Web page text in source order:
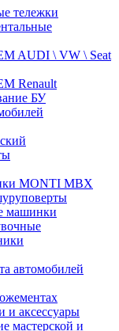
тележки
AUDI \ VW \ Seat
Renault
БУ
MONTI MBX
машинки
автомобилей
и аксессуары
мастерской и